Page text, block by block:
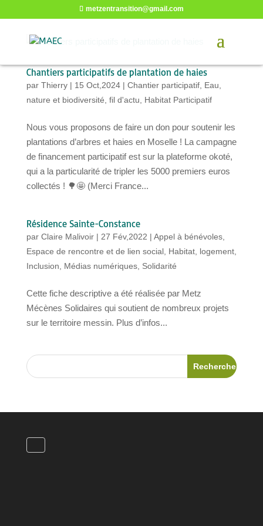
metzentransition@gmail.com
Chantiers participatifs de plantation de haies
par Thierry| 15 Oct,2024| Chantier participatif, Eau,
nature et biodiversité fil d'actu Habitat Participatif
Nous vous proposons de faire un don pour soutenir les
plantations d’arbres et haies en Moselle ! La campagne
de financement participatif est sur la plateforme okoté,
qui a la particularité de tripler les 5000 premiers euros
collectés ! 🌳🤩 (Merci France...
Résidence Sainte-Constance
par Claire Malivoir| 27 Fév,2022 | Appel à bénévoles,
Espace de rencontre et de lien social, Habitat, logement,
Inclusion
Médias numériques, Solidarité
Cette fiche descriptive a été réalisée par Metz
Mécènes Solidaires qui soutient de nombreux projets
sur le territoire messin. Plus d’infos...